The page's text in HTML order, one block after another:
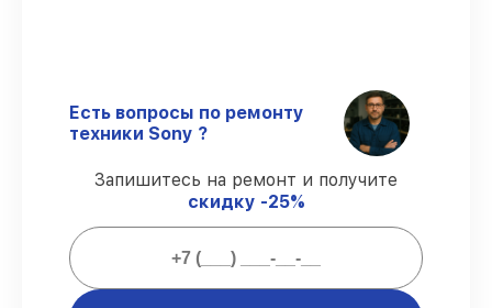
Соблюдение сроков обслуживания
гарантируем завершение работ без
задержек.
– все работы по
починке проводятся с официальной
Мы гарантируем:
Есть вопросы по ремонту
техники Sony ?
Запишитесь на ремонт и получите
скидку -25%